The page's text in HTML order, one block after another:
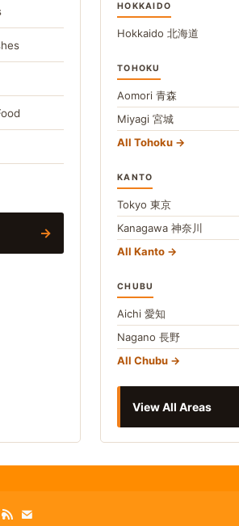
→
HOKKAIDO
Hokkaido 北海道
TOHOKU
Aomori 青森
Miyagi 宮城
All Tohoku
KANTO
Tokyo 東京
Kanagawa 神奈川
All Kanto
CHUBU
Aichi 愛知
Nagano 長野
All Chubu
View All Areas